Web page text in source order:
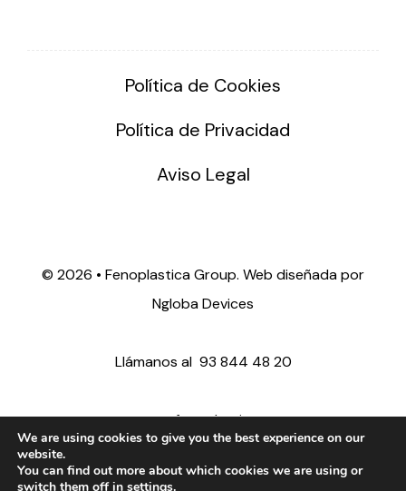
Política de Cookies
Política de Privacidad
Aviso Legal
© 2026 • Fenoplastica Group. Web diseñada por
Ngloba Devices
Llámanos al 93 844 48 20
ventas@fenoplastica.com
export@fenoplastica.com
We are using cookies to give you the best experience on our
website.
You can find out more about which cookies we are using or
switch them off in settings.